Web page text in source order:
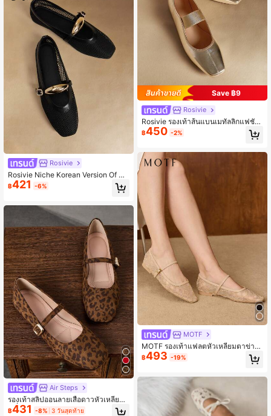
Rosivie
Rosivie Niche Korean Version Of Po
lka Dot Mesh Yarn Breathable Buck
le With Mary Jane Shoes Women's
฿421 -6%
Air Steps
รองเท้าสลิปออนลายเสือดาวหัวเหลี่ยมแ
ฟชั่นผู้หญิง อเนกประสงค์สำหรับสำนักง
฿431 -8% 3 วันสุดท้าย
Save ฿9
Rosivie
Rosivie รองเท้าส้นแบนเมทัลลิกแฟชั่น
ลำลองสำหรับผู้หญิง
฿450 -2%
MOTF
MOTF รองเท้าแฟลตหัวเหลี่ยมตาข่าย
สำหรับผู้หญิง
฿493 -19%